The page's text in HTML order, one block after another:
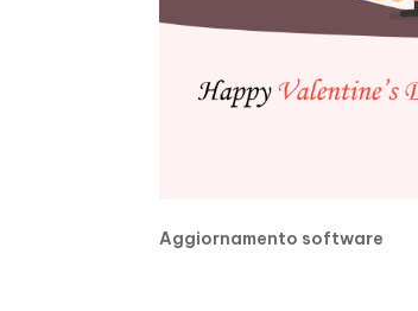
Aggiornamento software